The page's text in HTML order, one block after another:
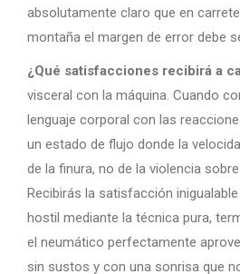
absolutamente claro que en
montaña el margen de error debe
¿Qué satisfacciones recibirá a
visceral con la máquina. Cuando
lenguaje corporal con las
un estado de flujo donde la
de la finura, no de la violencia
Recibirás la satisfacción
hostil mediante la técnica pura,
el neumático perfectamente
sin sustos y con una sonrisa que